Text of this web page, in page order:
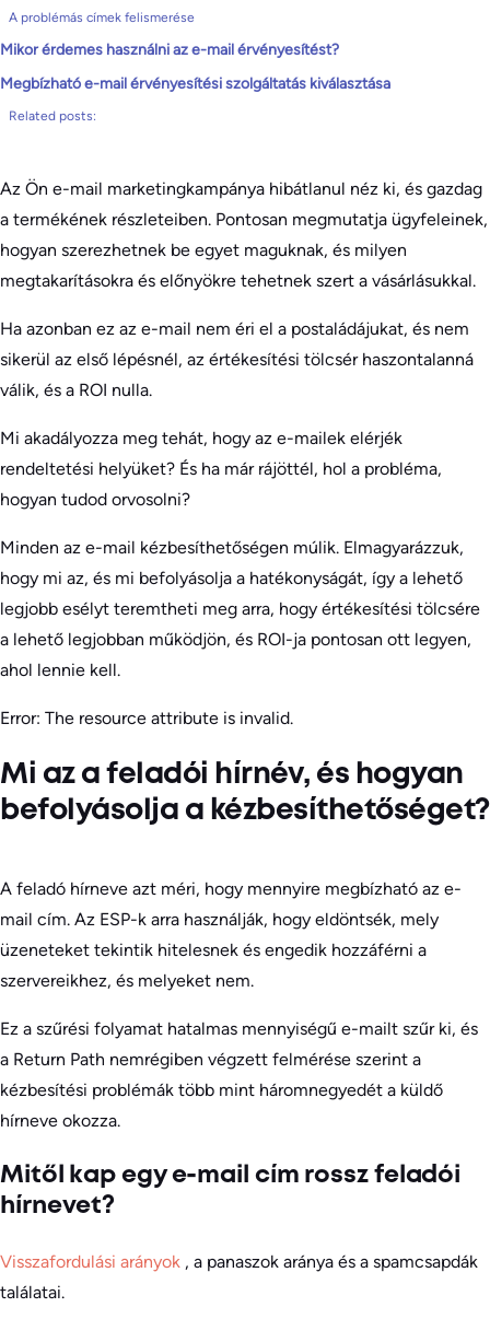
A problémás címek felismerése
Mikor érdemes használni az e-mail érvényesítést?
Megbízható e-mail érvényesítési szolgáltatás kiválasztása
Related posts:
Az Ön e-mail marketingkampánya hibátlanul néz ki, és gazdag
a termékének részleteiben. Pontosan megmutatja ügyfeleinek,
hogyan szerezhetnek be egyet maguknak, és milyen
megtakarításokra és előnyökre tehetnek szert a vásárlásukkal.
Ha azonban ez az e-mail nem éri el a postaládájukat, és nem
sikerül az első lépésnél, az értékesítési tölcsér haszontalanná
válik, és a ROI nulla.
Mi akadályozza meg tehát, hogy az e-mailek elérjék
rendeltetési helyüket? És ha már rájöttél, hol a probléma,
hogyan tudod orvosolni?
Minden az e-mail kézbesíthetőségen múlik. Elmagyarázzuk,
hogy mi az, és mi befolyásolja a hatékonyságát, így a lehető
legjobb esélyt teremtheti meg arra, hogy értékesítési tölcsére
a lehető legjobban működjön, és ROI-ja pontosan ott legyen,
ahol lennie kell.
Error: The resource attribute is invalid.
Mi az a feladói hírnév, és hogyan
befolyásolja a kézbesíthetőséget?
A feladó hírneve azt méri, hogy mennyire megbízható az e-
mail cím. Az ESP-k arra használják, hogy eldöntsék, mely
üzeneteket tekintik hitelesnek és engedik hozzáférni a
szervereikhez, és melyeket nem.
Ez a szűrési folyamat hatalmas mennyiségű e-mailt szűr ki, és
a Return Path nemrégiben végzett felmérése szerint a
kézbesítési problémák több mint háromnegyedét a küldő
hírneve okozza.
Mitől kap egy e-mail cím rossz feladói
hírnevet?
Visszafordulási arányok , a panaszok aránya és a spamcsapdák
találatai.